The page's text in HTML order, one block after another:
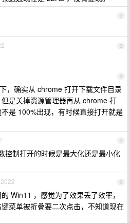
2
3
4
，确实从 chrome 打开下载文件目录
是关掉资源管理器再从 chrome 打
是 100%出现，有时候直接打开就是
5
控制打开的时候是最大化还是最小化
6
Win11 ，感觉为了效果丢了效率，
菜单被折叠要二次点击，不知道现在